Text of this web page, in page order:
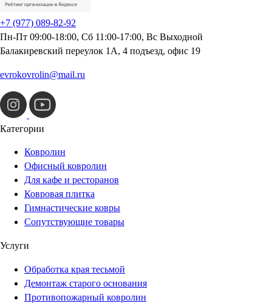
+7 (977) 089-82-92
Пн-Пт 09:00-18:00, Сб 11:00-17:00, Вс Выходной
Балакиревский переулок 1А, 4 подъезд, офис 19
evrokovrolin@mail.ru
Категории
Ковролин
Офисный ковролин
Для кафе и ресторанов
Ковровая плитка
Гимнастические ковры
Сопутствующие товары
Услуги
Обработка края тесьмой
Демонтаж старого основания
Противопожарный ковролин